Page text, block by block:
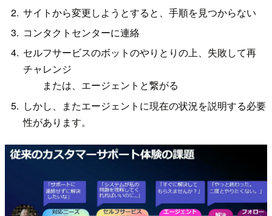
サイトから変更しようとすると、手順を見つからない
コンタクトセンターに連絡
セルフサービスのボットのやりとりの上、失敗して再
チャレンジ
または、エージェントと繋がる
しかし、またエージェントに現在の状況を説明する必要
性があります。